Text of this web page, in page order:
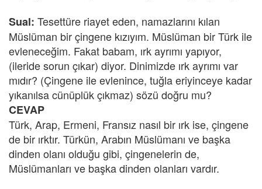
Sual: Tesettüre riayet eden, namazlarını kılan
Müslüman bir çingene kızıyım. Müslüman bir Türk ile
evleneceğim. Fakat babam, ırk ayrımı yapıyor,
(ileride sorun çıkar) diyor. Dinimizde ırk ayrımı var
mıdır? (Çingene ile evlenince, tuğla eriyinceye kadar
yıkanılsa cünüplük çıkmaz) sözü doğru mu?
CEVAP
Türk, Arap, Ermeni, Fransız nasıl bir ırk ise, çingene
de bir ırktır. Türkün, Arabın Müslümanı ve başka
dinden olanı olduğu gibi, çingenelerin de,
Müslümanları ve başka dinden olanları vardır.